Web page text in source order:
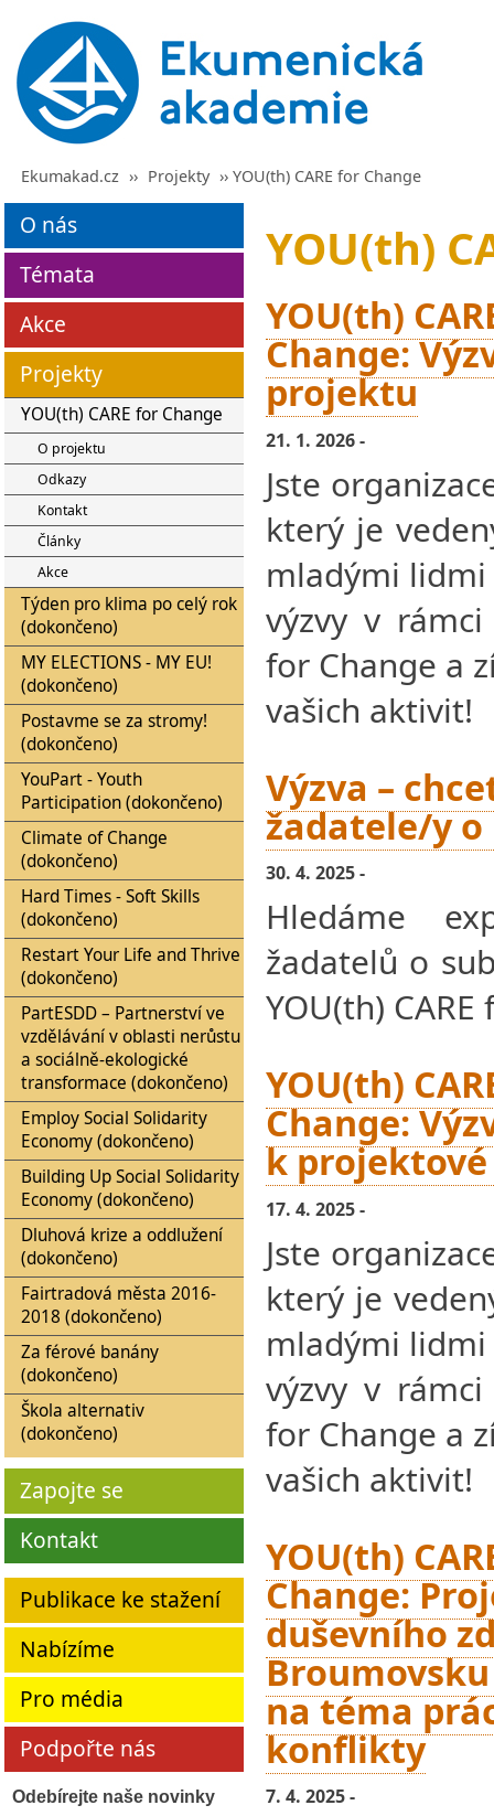
Ekumakad.cz ›› Projekty ›› YOU(th) CARE for Change
O nás
Témata
Akce
Projekty
YOU(th) CARE for Change
O projektu
Odkazy
Kontakt
Články
Akce
Týden pro klima po celý rok
(dokončeno)
MY ELECTIONS - MY EU!
(dokončeno)
Postavme se za stromy!
(dokončeno)
YouPart - Youth
Participation (dokončeno)
Climate of Change
(dokončeno)
Hard Times - Soft Skills
(dokončeno)
Restart Your Life and Thrive
(dokončeno)
PartESDD – Partnerství ve
vzdělávání v oblasti nerůstu
a sociálně-ekologické
transformace (dokončeno)
Employ Social Solidarity
Economy (dokončeno)
Building Up Social Solidarity
Economy (dokončeno)
Dluhová krize a oddlužení
(dokončeno)
Fairtradová města 2016-
2018 (dokončeno)
Za férové banány
(dokončeno)
Škola alternativ
(dokončeno)
Zapojte se
Kontakt
Publikace ke stažení
Nabízíme
Pro média
Podpořte nás
Odebírejte naše novinky
YOU(th)
YOU(th)
Change:
projektu
21. 1. 2026 -
Jste
který je
mladými lidmi
výzvy v rámci
for Change a
vašich aktivit!
Výzva –
žadatele/y
30. 4. 2025 -
Hledáme
žadatelů o
YOU(th)
YOU(th)
Change:
k
17. 4. 2025 -
Jste
který je
mladými lidmi
výzvy v rámci
for Change a
vašich aktivit!
YOU(th)
Change:
duševního
na téma
konflikty
7. 4. 2025 -